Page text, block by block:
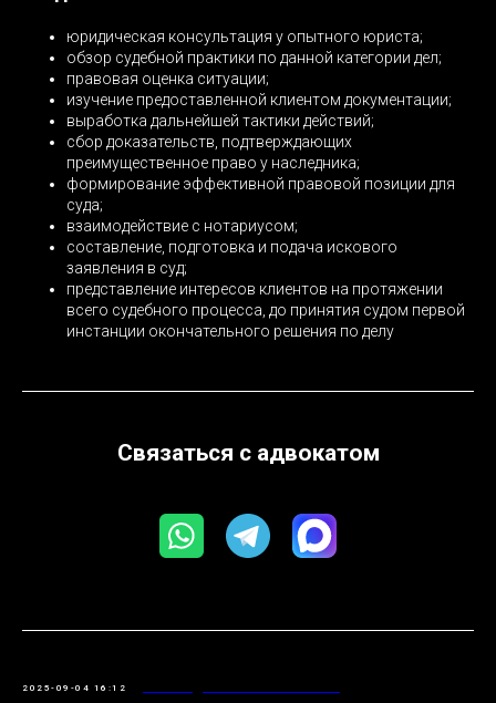
юридическая консультация у опытного юриста;
обзор судебной практики по данной категории дел;
правовая оценка ситуации;
изучение предоставленной клиентом документации;
выработка дальнейшей тактики действий;
сбор доказательств, подтверждающих
преимущественное право у наследника;
формирование эффективной правовой позиции для
суда;
взаимодействие с нотариусом;
составление, подготовка и подача искового
заявления в суд;
представление интересов клиентов на протяжении
всего судебного процесса, до принятия судом первой
инстанции окончательного решения по делу
Связаться с адвокатом
2025-09-04 16:12